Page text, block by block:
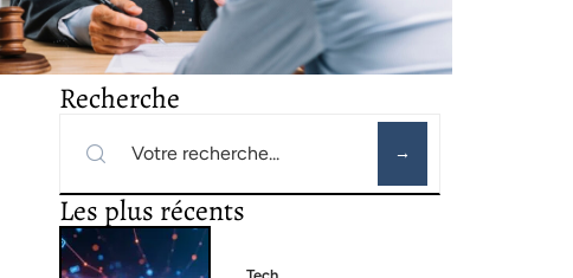
Recherche
Les plus récents